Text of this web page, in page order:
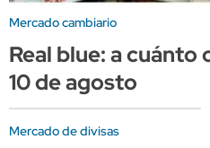
Mercado cambiario
Real blue: a cuánto
10 de agosto
Mercado de divisas